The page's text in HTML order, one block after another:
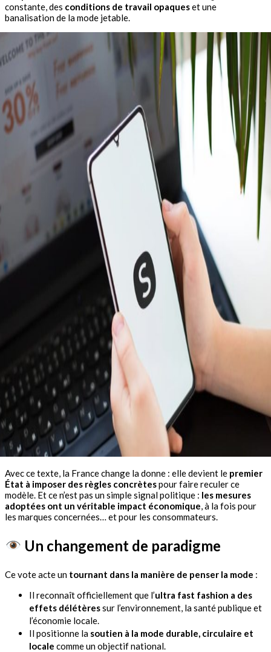
constante, des conditions de travail opaqueset une
banalisation de la mode jetable.
Avec ce texte, la France change la donne : elle devient le premier
État à imposer des règles concrètespour faire reculer ce
modèle. Et ce n’est pas un simple signal politique : les mesures
adoptées ont un véritable impact économique, à la fois pour
les marques concernées… et pour les consommateurs.
Un changement de paradigme
Ce vote acte un tournant dans la manière de penser la mode :
Il reconnaît officiellement que l’ultra fast fashion a des
effets délétèressur l’environnement, la santé publique et
l’économie locale.
Il positionne la soutien à la mode durable, circulaire et
locale comme un objectif national.